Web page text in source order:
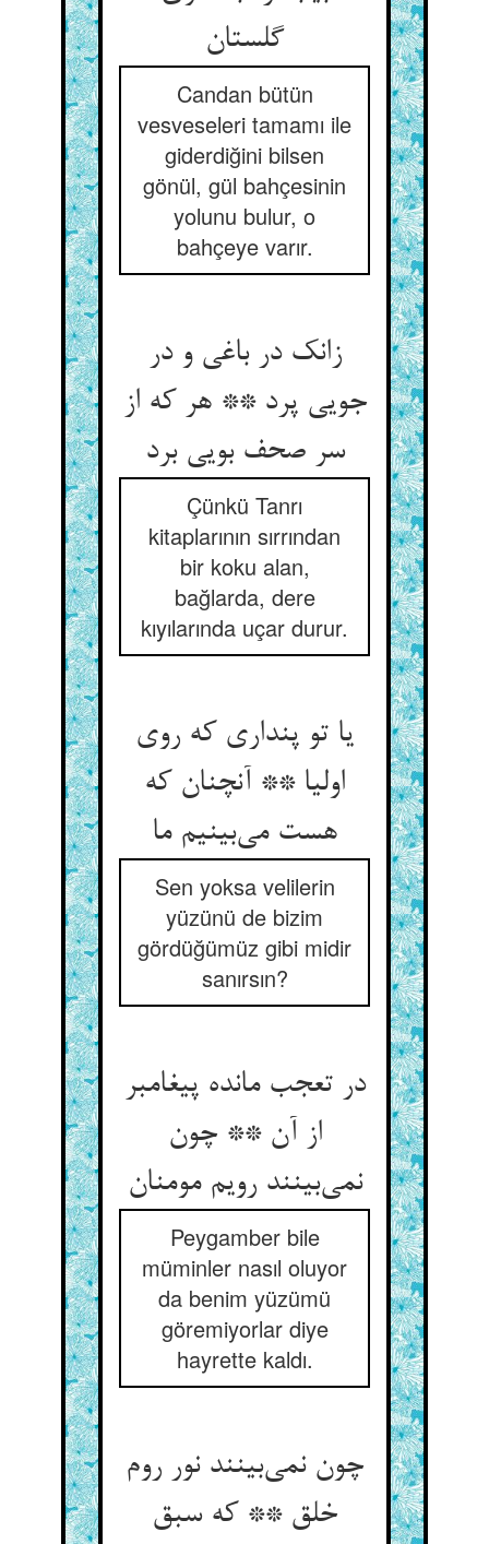
گلستان
Candan bütün
vesveseleri tamamı ile
giderdiğini bilsen
gönül, gül bahçesinin
yolunu bulur, o
bahçeye varır.
زانک در باغی و در
جویی پرد ** هر که از
سر صحف بویی برد
Çünkü Tanrı
kitaplarının sırrından
bir koku alan,
bağlarda, dere
kıyılarında uçar durur.
یا تو پنداری که روی
اولیا ** آنچنان که
هست می‌بینیم ما
Sen yoksa velilerin
yüzünü de bizim
gördüğümüz gibi midir
sanırsın?
در تعجب مانده پیغامبر
از آن ** چون
نمی‌بینند رویم مومنان
Peygamber bile
müminler nasıl oluyor
da benim yüzümü
göremiyorlar diye
hayrette kaldı.
چون نمی‌بینند نور روم
خلق ** که سبق